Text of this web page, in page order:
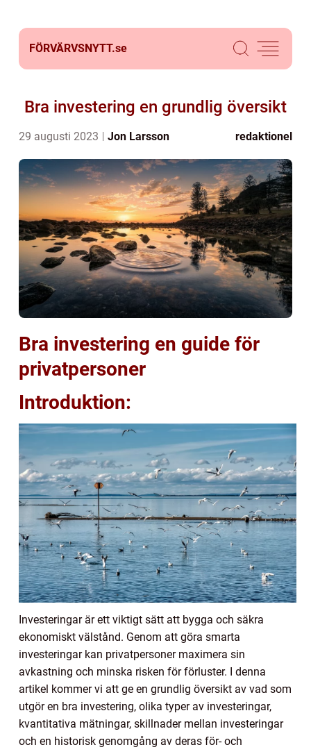
FÖRVÄRVSNYTT.se
Bra investering en grundlig översikt
29 augusti 2023 Jon Larsson redaktionel
Bra investering en guide för
privatpersoner
Introduktion:
Investeringar är ett viktigt sätt att bygga och säkra
ekonomiskt välstånd. Genom att göra smarta
investeringar kan privatpersoner maximera sin
avkastning och minska risken för förluster. I denna
artikel kommer vi att ge en grundlig översikt av vad som
utgör en bra investering, olika typer av investeringar,
kvantitativa mätningar, skillnader mellan investeringar
och en historisk genomgång av deras för- och